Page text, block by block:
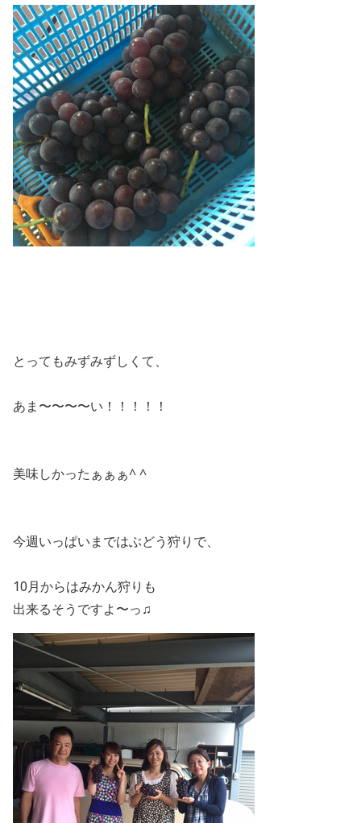
とってもみずみずしくて、
あま〜〜〜〜い！！！！！
美味しかったぁぁぁ^ ^
今週いっぱいまではぶどう狩りで、
10月からはみかん狩りも
出来るそうですよ〜っ♫